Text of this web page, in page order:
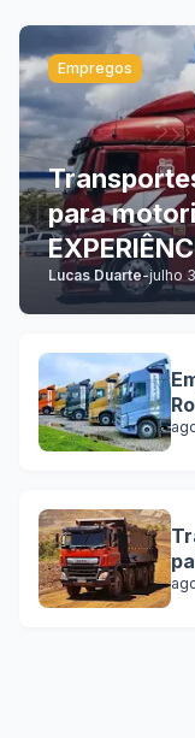
Empregos
para
Lucas Duarte-julho